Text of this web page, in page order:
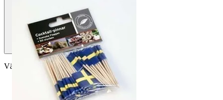
Välj till köparskydd